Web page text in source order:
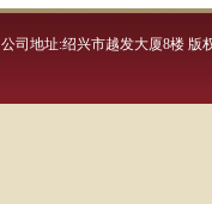
公司地址:绍兴市越发大厦8楼 版